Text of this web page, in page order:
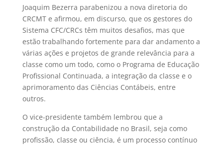
Joaquim Bezerra parabenizou a nova diretoria do
CRCMT e afirmou, em discurso, que os gestores do
Sistema CFC/CRCs têm muitos desafios, mas que
estão trabalhando fortemente para dar andamento a
várias ações e projetos de grande relevância para a
classe como um todo, como o Programa de Educação
Profissional Continuada, a integração da classe e o
aprimoramento das Ciências Contábeis, entre
outros.
O vice-presidente também lembrou que a
construção da Contabilidade no Brasil, seja como
profissão, classe ou ciência, é um processo contínuo